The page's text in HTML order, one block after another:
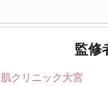
監修
肌クリニック大宮